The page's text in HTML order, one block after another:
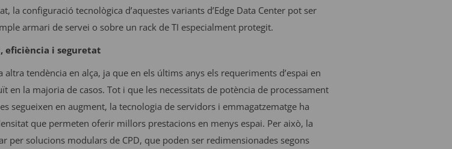
la configuració tecnològica d’aquestes variants d’Edge Data Center pot ser
armari de servei o sobre un rack de TI especialment protegit.
eficiència i seguretat
tendència en alça, ja que en els últims anys els requeriments d’espai en
en la majoria de casos. Tot i que les necessitats de potència de processament
segueixen en augment, la tecnologia de servidors i emmagatzematge ha
que permeten oferir millors prestacions en menys espai. Per això, la
per solucions modulars de CPD, que poden ser redimensionades segons